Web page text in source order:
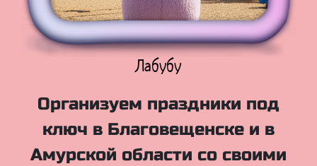
Куклы Лол
Организуем праздники под
ключ в Благовещенске и в
Амурской области со своими